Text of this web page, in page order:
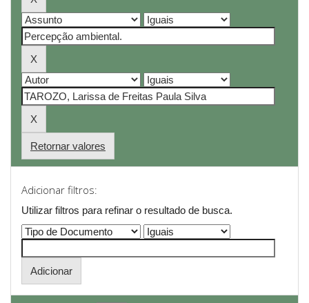
Retornar valores
Adicionar filtros:
Utilizar filtros para refinar o resultado de busca.